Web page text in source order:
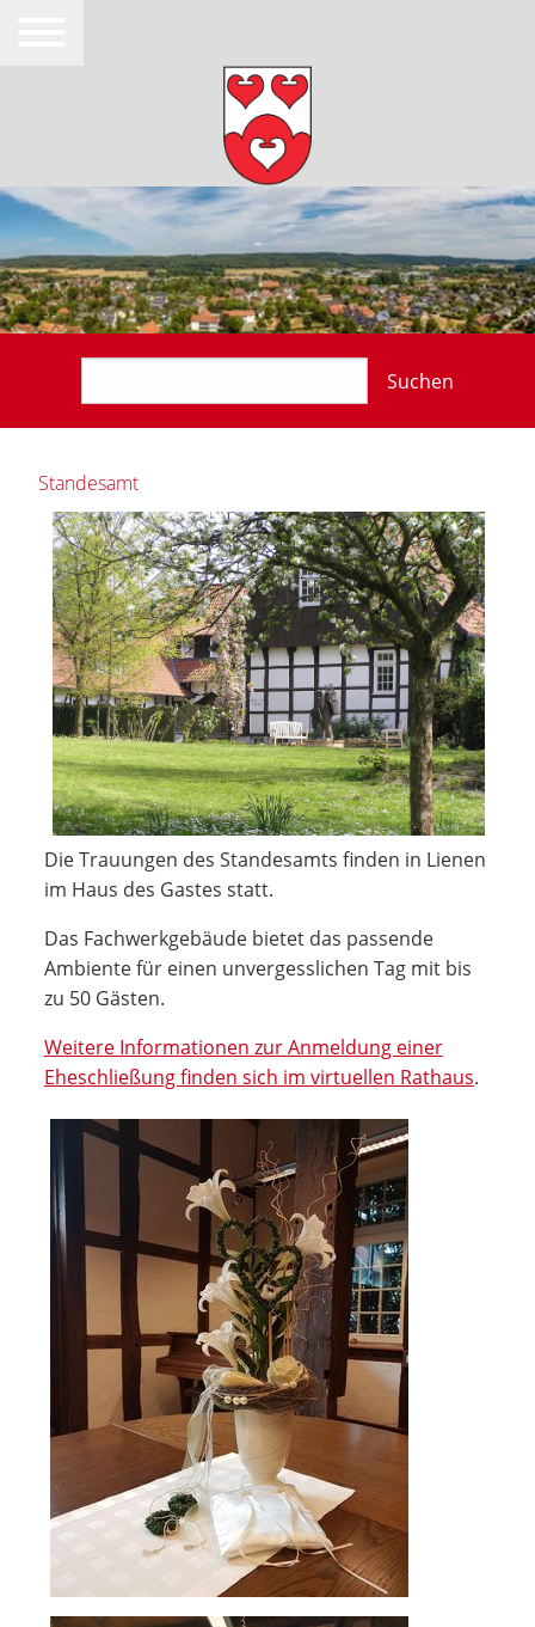
Suchen
Standesamt
Die Trauungen des Standesamts finden in Lienen
im Haus des Gastes statt.
Das Fachwerkgebäude bietet das passende
Ambiente für einen unvergesslichen Tag mit bis
zu 50 Gästen.
Weitere Informationen zur Anmeldung einer
Eheschließung finden sich im virtuellen Rathaus.